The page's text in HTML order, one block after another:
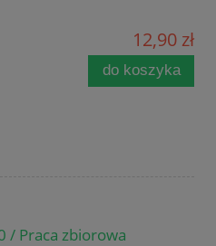
12,90 zł
do koszyka
/ Praca zbiorowa